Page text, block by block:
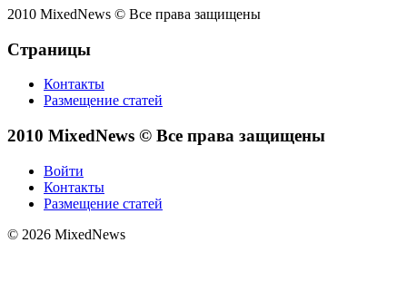
2010 MixedNews © Все права защищены
Страницы
Контакты
Размещение статей
2010 MixedNews © Все права защищены
Войти
Контакты
Размещение статей
© 2026 MixedNews